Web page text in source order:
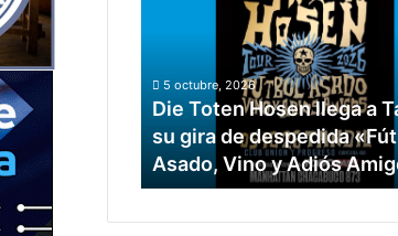
5 octubre, 2026
Die Toten Hosen llega a
su gira de despedida
Asado, Vino y Adiós